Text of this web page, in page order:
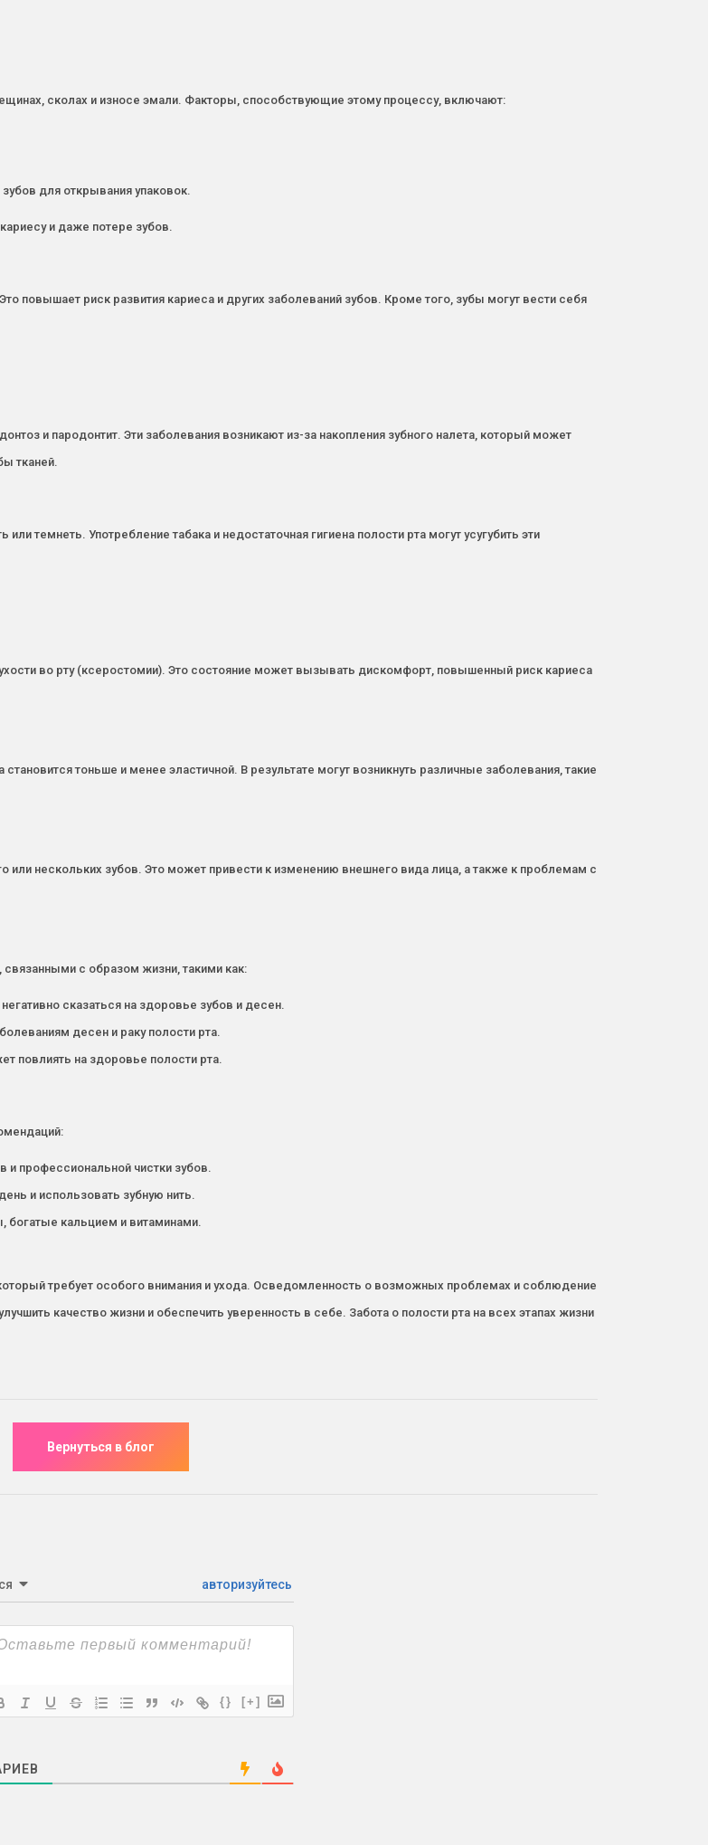
сколах и износе эмали. Факторы, способствующие этому процессу, включают:
для открывания упаковок.
и даже потере зубов.
повышает риск развития кариеса и других заболеваний зубов. Кроме того, зубы могут вести себя
и пародонтит. Эти заболевания возникают из-за накопления зубного налета, который может
тканей.
темнеть. Употребление табака и недостаточная гигиена полости рта могут усугубить эти
во рту (ксеростомии). Это состояние может вызывать дискомфорт, повышенный риск кариеса
тоньше и менее эластичной. В результате могут возникнуть различные заболевания, такие
или нескольких зубов. Это может привести к изменению внешнего вида лица, а также к проблемам с
связанными с образом жизни, такими как:
сказаться на здоровье зубов и десен.
десен и раку полости рта.
повлиять на здоровье полости рта.
и профессиональной чистки зубов.
и использовать зубную нить.
богатые кальцием и витаминами.
требует особого внимания и ухода. Осведомленность о возможных проблемах и соблюдение
качество жизни и обеспечить уверенность в себе. Забота о полости рта на всех этапах жизни
авторизуйтесь
{} [+]